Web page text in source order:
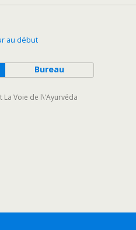
au début
Bureau
La Voie de l\'Ayurvéda